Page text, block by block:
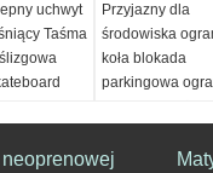
uchwyt
Taśma
Pet
Przyjazny dla
środowiska
koła blokada
parkingowa
Blokada koła